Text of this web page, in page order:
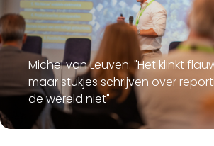
Michel van Leuven: "Het klinkt
maar stukjes schrijven over
de wereld niet"